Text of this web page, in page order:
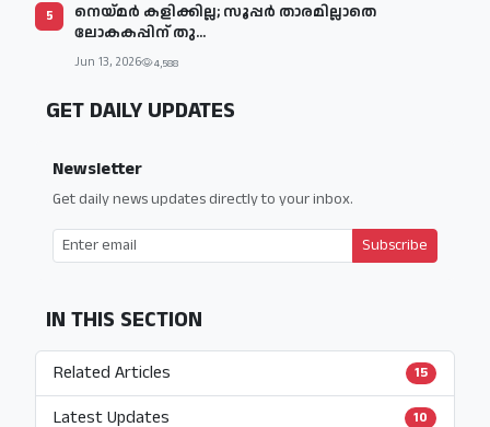
5
നെയ്മര്‍ കളിക്കില്ല; സൂപ്പര്‍ താരമില്ലാതെ
ലോകകപ്പിന് തു...
Jun 13, 2026 4,588
GET DAILY UPDATES
Newsletter
Get daily news updates directly to your inbox.
Subscribe
IN THIS SECTION
Related Articles 15
Latest Updates 10